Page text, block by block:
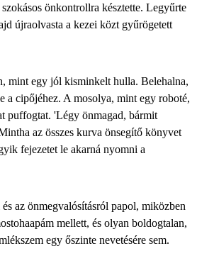
önkontrollra késztette. Legyűrte
újraolvasta a kezei közt gyűrögetett
mint egy jól kisminkelt hulla. Belehalna,
a cipőjéhez. A mosolya, mint egy roboté,
puffogtat. 'Légy önmagad, bármit
az összes kurva önsegítő könyvet
fejezetet le akarná nyomni a
az önmegvalósításról papol, miközben
mellett, és olyan boldogtalan,
egy őszinte nevetésére sem.